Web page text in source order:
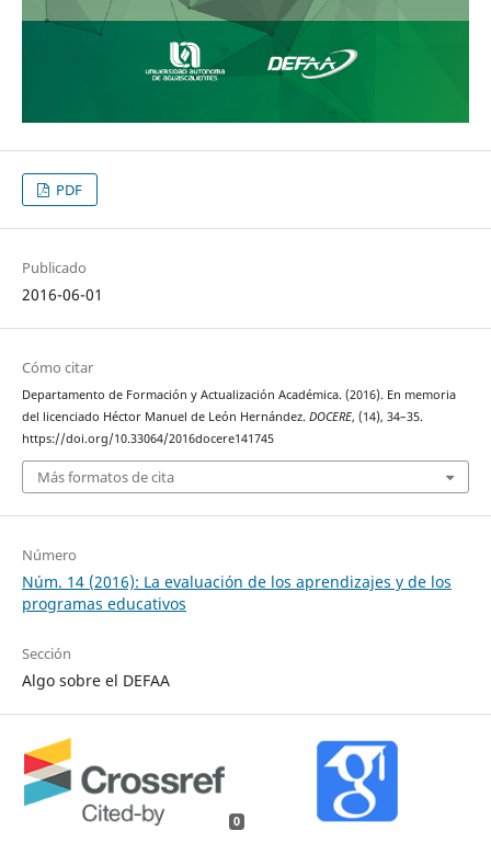
PDF
Publicado
2016-06-01
Cómo citar
Departamento de Formación y Actualización Académica. (2016). En memoria
del licenciado Héctor Manuel de León Hernández. DOCERE, (14), 34–35.
https://doi.org/10.33064/2016docere141745
Más formatos de cita
Número
Núm. 14 (2016): La evaluación de los aprendizajes y de los
programas educativos
Sección
Algo sobre el DEFAA
0